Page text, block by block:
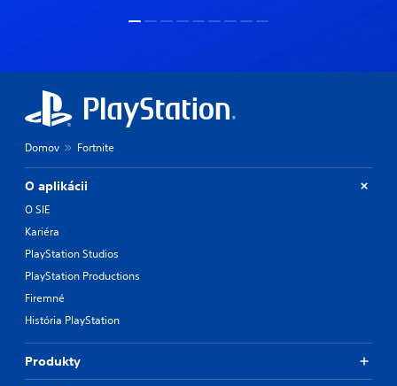
Domov Fortnite
O aplikácii
O SIE
Kariéra
PlayStation Studios
PlayStation Productions
Firemné
História PlayStation
Produkty